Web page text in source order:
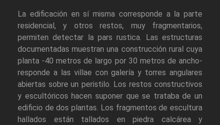
La edificación en sí misma corresponde a la parte
residencial, y otros restos, muy fragmentarios,
permiten detectar la pars rustica. Las estructuras
documentadas muestran una construcción rural cuya
planta -40 metros de largo por 30 metros de ancho-
responde a las villae con galería y torres angulares
abiertas sobre un peristilo. Los restos constructivos
y escultóricos hacen suponer que se trataba de un
edificio de dos plantas. Los fragmentos de escultura
hallados están tallados en piedra calcárea y